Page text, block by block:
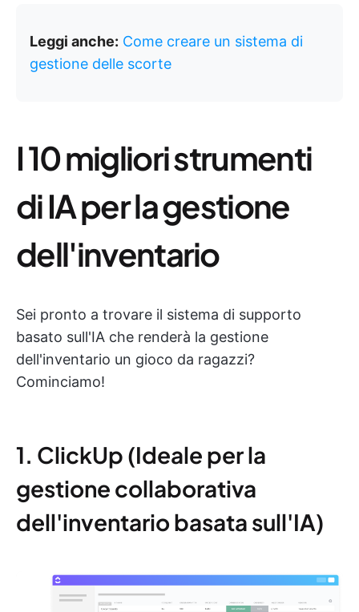
Leggi anche: Come creare un sistema di
gestione delle scorte
I 10 migliori strumenti
di IA per la gestione
dell'inventario
Sei pronto a trovare il sistema di supporto
basato sull'IA che renderà la gestione
dell'inventario un gioco da ragazzi?
Cominciamo!
1. ClickUp (Ideale per la
gestione collaborativa
dell'inventario basata sull'IA)